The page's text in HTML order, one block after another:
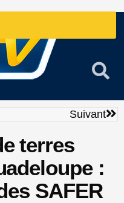
Suivant
terres
:
SAFER